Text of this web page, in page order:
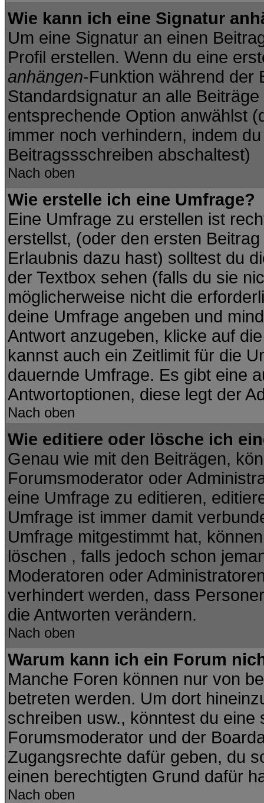
Wie kann ich eine Signatur
Um eine Signatur an einen
Profil erstellen. Wenn du eine
anhängen-Funktion während der
Standardsignatur an alle
entsprechende Option anwählst
immer noch verhindern, indem
Beitragssschreiben abschaltest)
Nach oben
Wie erstelle ich eine Umfrage?
Eine Umfrage zu erstellen ist
erstellst, (oder den ersten
Erlaubnis dazu hast) solltest du
der Textbox sehen (falls du sie
möglicherweise nicht die
deine Umfrage angeben und
Antwort anzugeben, klicke auf
kannst auch ein Zeitlimit für die
dauernde Umfrage. Es gibt eine
Antwortoptionen, diese legt der
Nach oben
Wie editiere oder lösche ich
Genau wie mit den Beiträgen,
Forumsmoderator oder
eine Umfrage zu editieren,
Umfrage ist immer damit
Umfrage mitgestimmt hat,
löschen , falls jedoch schon
Moderatoren oder
verhindert werden, dass
die Antworten verändern.
Nach oben
Warum kann ich ein Forum
Manche Foren können nur von
betreten werden. Um dort
schreiben usw., könntest du
Forumsmoderator und der
Zugangsrechte dafür geben, du
einen berechtigten Grund dafür
Nach oben